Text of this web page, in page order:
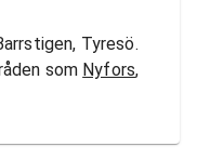
Tyresö.
som Nyfors,